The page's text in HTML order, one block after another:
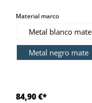
Material marcoselect
Metal blanco mate
Metal negro mate
84,90 €*